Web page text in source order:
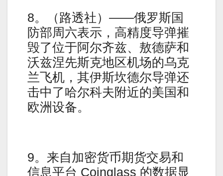
8。（路透社）——俄罗斯国
防部周六表示，高精度导弹摧
毁了位于阿尔齐兹、敖德萨和
沃兹涅先斯克地区机场的乌克
兰飞机，其伊斯坎德尔导弹还
击中了哈尔科夫附近的美国和
欧洲设备。
9。来自加密货币期货交易和
信息平台 Coinglass 的数据显